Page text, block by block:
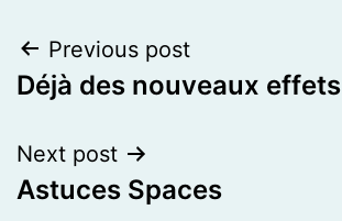
Post
navigation
Previous post
Déjà des nouveaux effets
Next post
Astuces Spaces